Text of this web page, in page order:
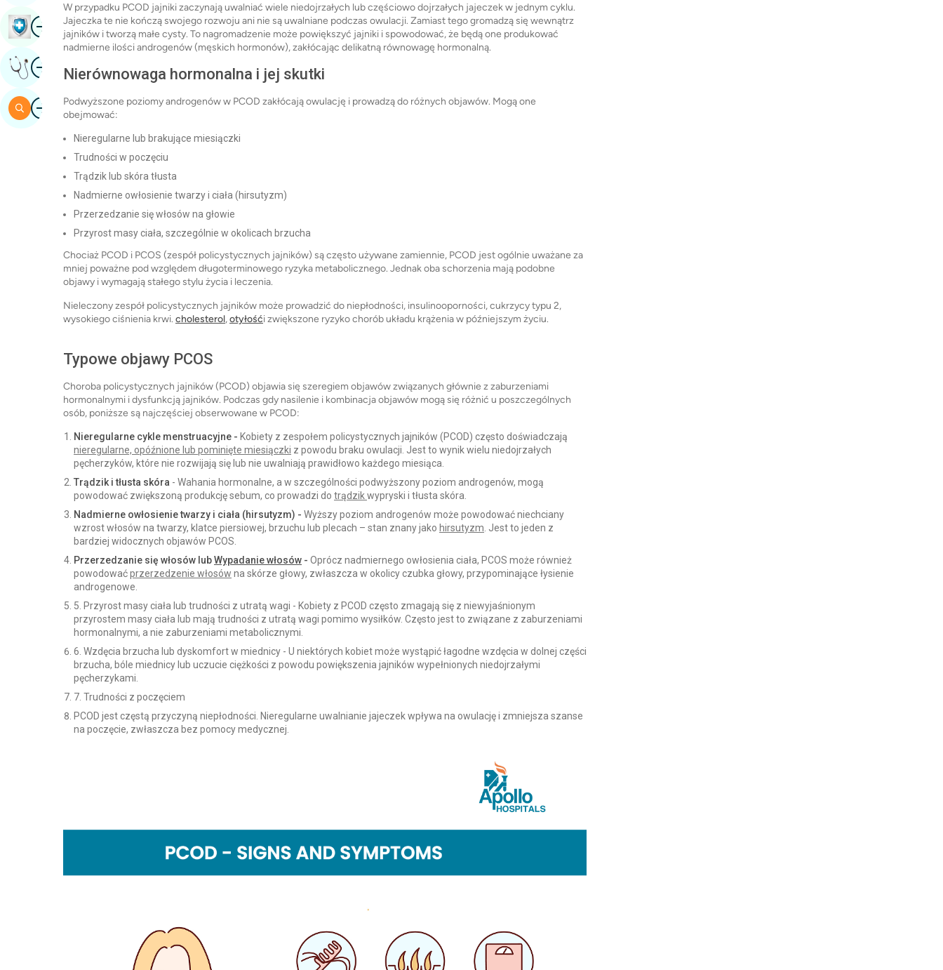
W przypadku PCOD jajniki zaczynają uwalniać wiele niedojrzałych lub częściowo dojrzałych jajeczek w jednym cyklu.
Jajeczka te nie kończą swojego rozwoju ani nie są uwalniane podczas owulacji. Zamiast tego gromadzą się wewnątrz
jajników i tworzą małe cysty. To nagromadzenie może powiększyć jajniki i spowodować, że będą one produkować
nadmierne ilości androgenów (męskich hormonów), zakłócając delikatną równowagę hormonalną.
Nierównowaga hormonalna i jej skutki
Podwyższone poziomy androgenów w PCOD zakłócają owulację i prowadzą do różnych objawów. Mogą one
obejmować:
Nieregularne lub brakujące miesiączki
Trudności w poczęciu
Trądzik lub skóra tłusta
Nadmierne owłosienie twarzy i ciała (hirsutyzm)
Przerzedzanie się włosów na głowie
Przyrost masy ciała, szczególnie w okolicach brzucha
Chociaż PCOD i PCOS (zespół policystycznych jajników) są często używane zamiennie, PCOD jest ogólnie uważane za
mniej poważne pod względem długoterminowego ryzyka metabolicznego. Jednak oba schorzenia mają podobne
objawy i wymagają stałego stylu życia i leczenia.
Nieleczony zespół policystycznych jajników może prowadzić do niepłodności, insulinooporności, cukrzycy typu 2,
wysokiego ciśnienia krwi. cholesterol,otyłośći zwiększone ryzyko chorób układu krążenia w późniejszym życiu.
Typowe objawy PCOS
Choroba policystycznych jajników (PCOD) objawia się szeregiem objawów związanych głównie z zaburzeniami
hormonalnymi i dysfunkcją jajników. Podczas gdy nasilenie i kombinacja objawów mogą się różnić u poszczególnych
osób, poniższe są najczęściej obserwowane w PCOD:
Nieregularne cykle menstruacyjne - Kobiety z zespołem policystycznych jajników (PCOD) często doświadczają
nieregularne, opóźnione lub pominięte miesiączki z powodu braku owulacji. Jest to wynik wielu niedojrzałych
pęcherzyków, które nie rozwijają się lub nie uwalniają prawidłowo każdego miesiąca.
Trądzik i tłusta skóra - Wahania hormonalne, a w szczególności podwyższony poziom androgenów, mogą
powodować zwiększoną produkcję sebum, co prowadzi do trądzikwypryski i tłusta skóra.
Nadmierne owłosienie twarzy i ciała (hirsutyzm) - Wyższy poziom androgenów może powodować niechciany
wzrost włosów na twarzy, klatce piersiowej, brzuchu lub plecach – stan znany jako hirsutyzm . Jest to jeden z
bardziej widocznych objawów PCOS.
Przerzedzanie się włosów lubWypadanie włosów - Oprócz nadmiernego owłosienia ciała, PCOS może również
powodowaćprzerzedzenie włosów na skórze głowy, zwłaszcza w okolicy czubka głowy, przypominające łysienie
androgenowe.
5. Przyrost masy ciała lub trudności z utratą wagi - Kobiety z PCOD często zmagają się z niewyjaśnionym
przyrostem masy ciała lub mają trudności z utratą wagi pomimo wysiłków. Często jest to związane z zaburzeniami
hormonalnymi, a nie zaburzeniami metabolicznymi.
6. Wzdęcia brzucha lub dyskomfort w miednicy - U niektórych kobiet może wystąpić łagodne wzdęcia w dolnej części
brzucha, bóle miednicy lub uczucie ciężkości z powodu powiększenia jajników wypełnionych niedojrzałymi
pęcherzykami.
7. Trudności z poczęciem
PCOD jest częstą przyczyną niepłodności. Nieregularne uwalnianie jajeczek wpływa na owulację i zmniejsza szanse
na poczęcie, zwłaszcza bez pomocy medycznej.
ObrazZarezerwuj Badanie Kontrolne
ObrazUzyskaj Opinię Eksperta
ObrazSzukaj